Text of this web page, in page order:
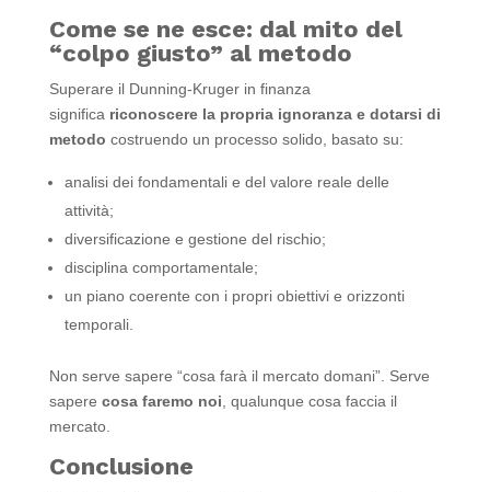
Come se ne esce: dal mito del
“colpo giusto” al metodo
Superare il Dunning-Kruger in finanza
significa riconoscere la propria ignoranza e dotarsi di
metodo costruendo un processo solido, basato su:
analisi dei fondamentali e del valore reale delle
attività;
diversificazione e gestione del rischio;
disciplina comportamentale;
un piano coerente con i propri obiettivi e orizzonti
temporali.
Non serve sapere “cosa farà il mercato domani”. Serve
sapere cosa faremo noi , qualunque cosa faccia il
mercato.
Conclusione